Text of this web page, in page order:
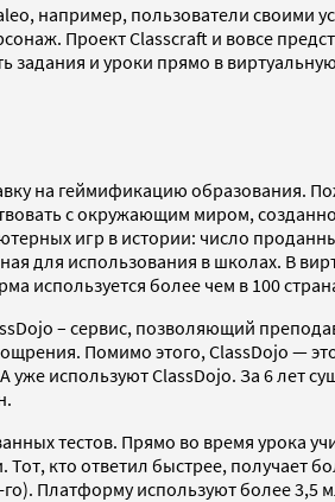
например, пользователи своими
Проект Classcraft и вовсе
и уроки прямо в
на геймификацию образования.
с окружающим миром,
игр в истории: число
для использования в школах. В
используется более чем в 100
– сервис, позволяющий
Помимо этого, ClassDojo —
используют ClassDojo. За 6 лет
тестов. Прямо во время урока
кто ответил быстрее, получает
Платформу используют более